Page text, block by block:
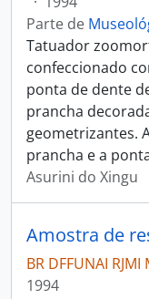
Parte de
Tatuador
confeccionado
ponta de dente
prancha
geometrizantes.
prancha e a
Asurini do Xingu
Amostra de
BR DFFUNAI
1994